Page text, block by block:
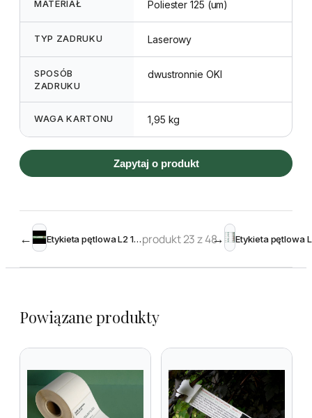
MATERIAŁ Poliester 125 (um)
TYP ZADRUKU Laserowy
SPOSÓB
ZADRUKU
dwustronnie OKI
WAGA KARTONU 1,95 kg
Zapytaj o produkt
← Etykieta pętlowa L2 19 x 210 mm (3500szt.)produkt 23 z 48→
Powiązane produkty